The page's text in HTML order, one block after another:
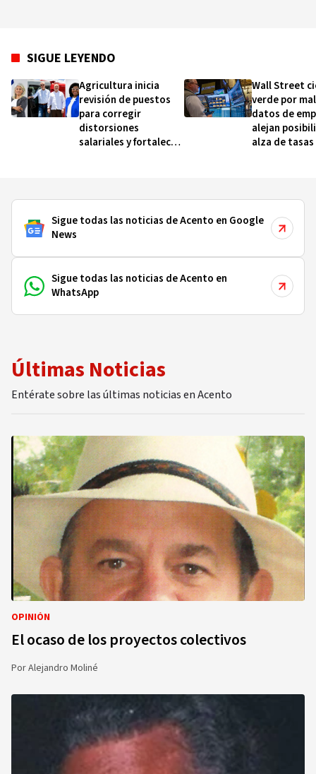
SIGUE LEYENDO
Agricultura inicia
revisión de puestos
para corregir
distorsiones
salariales y fortalecer
Wall Street
verde por
datos de
alejan
alza de
Sigue todas las noticias de Acento en Google
News
Sigue todas las noticias de Acento en
WhatsApp